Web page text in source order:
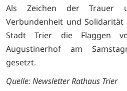
Als Zeichen der Trauer
Verbundenheit und
Stadt Trier die Flaggen
Augustinerhof am
gesetzt.
Quelle: Newsletter Rathaus Trier